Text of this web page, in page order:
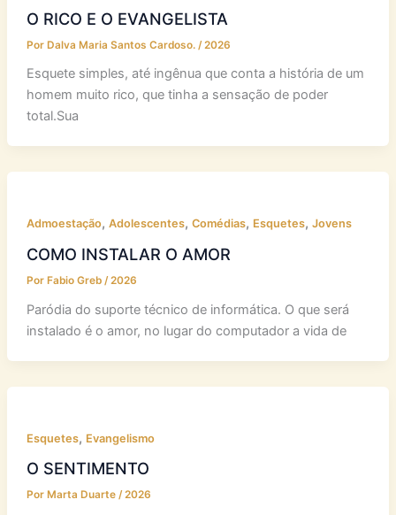
O RICO E O EVANGELISTA
Por Dalva Maria Santos Cardoso. /2026
Esquete simples, até ingênua que conta a história de um
homem muito rico, que tinha a sensação de poder
total.Sua
Admoestação, Adolescentes, Comédias, Esquetes, Jovens
COMO INSTALAR O AMOR
Por Fabio Greb /2026
Paródia do suporte técnico de informática. O que será
instalado é o amor, no lugar do computador a vida de
Esquetes, Evangelismo
O SENTIMENTO
Por Marta Duarte /2026